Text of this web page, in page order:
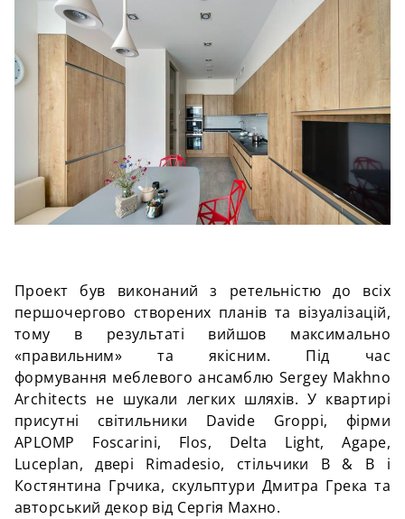
Проект був виконаний з ретельністю до всіх
першочергово створених планів та візуалізацій,
тому в результаті вийшов максимально
«правильним» та якісним. Під час
формування меблевого ансамблю Sergey Makhno
Architects не шукали легких шляхів. У квартирі
присутні світильники Davide Groppi, фірми
APLOMP Foscarini, Flos, Delta Light, Agape,
Luceplan, двері Rimadesio, стільчики B & B і
Костянтина Грчика, скульптури Дмитра Грека та
авторський декор від Сергія Махно.